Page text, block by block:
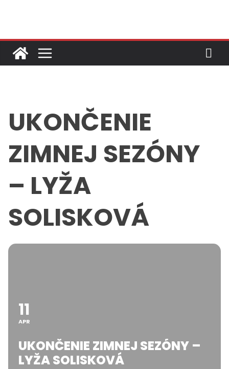
UKONČENIE
ZIMNEJ SEZÓNY
– LYŽA
SOLISKOVÁ
11
APR
UKONČENIE ZIMNEJ SEZÓNY –
LYŽA SOLISKOVÁ